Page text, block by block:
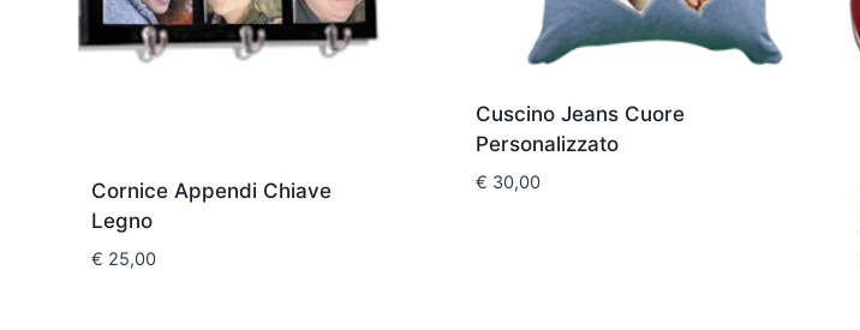
Cornice Appendi Chiave
Legno
€ 25,00
Cuscino Jeans Cuore
Personalizzato
€ 30,00